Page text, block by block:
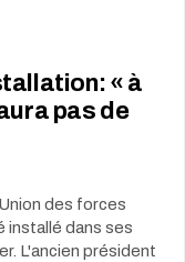
« à
pas de
des forces
installé dans ses
L'ancien président